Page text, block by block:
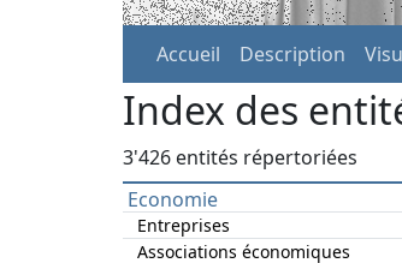
Accueil Description
Index des
3'426 entités répertoriées
Economie
Entreprises
Associations économiques